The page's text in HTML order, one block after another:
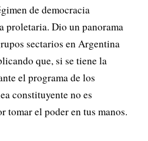
de democracia
proletaria. Dio un panorama
sectarios en Argentina
que, si se tiene la
el programa de los
constituyente no es
tomar el poder en tus manos.